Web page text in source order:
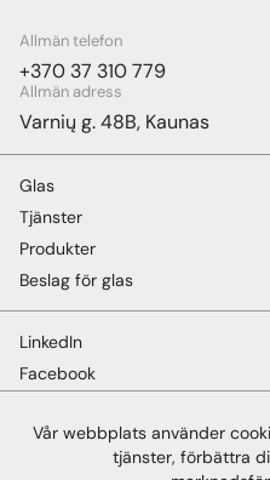
Allmän telefon
+370 37 310 779
Allmän adress
Varnių g. 48B, Kaunas
Glas
Tjänster
Produkter
Beslag för glas
LinkedIn
Facebook
YouTube
Vår webbplats använder
tjänster, förbättra